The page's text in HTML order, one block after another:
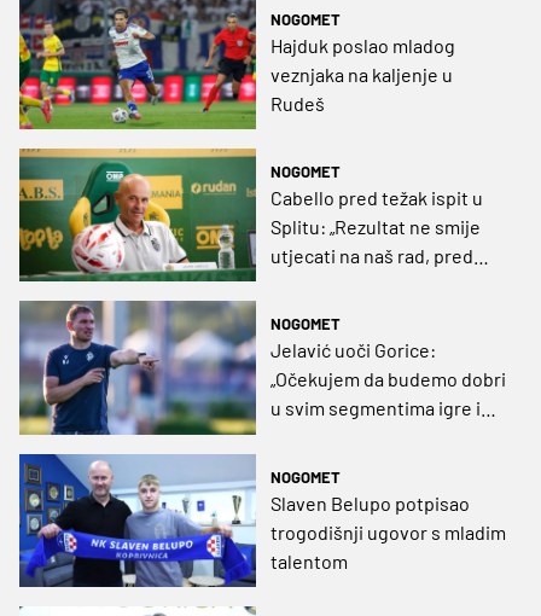
NOGOMET
Hajduk poslao mladog
veznjaka na kaljenje u
Rudeš
NOGOMET
Cabello pred težak ispit u
Splitu: „Rezultat ne smije
utjecati na naš rad, pred
NOGOMET
Jelavić uoči Gorice:
„Očekujem da budemo dobri
u svim segmentima igre i
NOGOMET
Slaven Belupo potpisao
trogodišnji ugovor s mladim
talentom